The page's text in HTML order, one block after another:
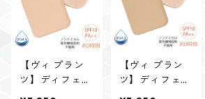
【ヴィ プラン
ツ】ディフェン
【ヴィ プラン
ツ】ディフェン